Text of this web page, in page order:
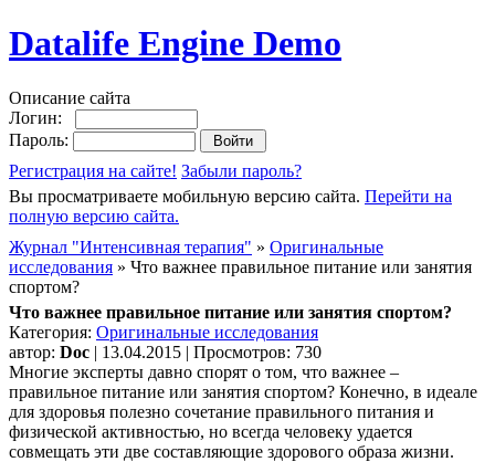
Datalife Engine Demo
Описание сайта
Логин:
Пароль:
Регистрация на сайте! Забыли пароль?
Вы просматриваете мобильную версию сайта. Перейти на
полную версию сайта.
Журнал "Интенсивная терапия" » Оригинальные
исследования » Что важнее правильное питание или занятия
спортом?
Что важнее правильное питание или занятия спортом?
Категория: Оригинальные исследования
автор: Doc | 13.04.2015 | Просмотров: 730
Многие эксперты давно спорят о том, что важнее –
правильное питание или занятия спортом? Конечно, в идеале
для здоровья полезно сочетание правильного питания и
физической активностью, но всегда человеку удается
совмещать эти две составляющие здорового образа жизни.